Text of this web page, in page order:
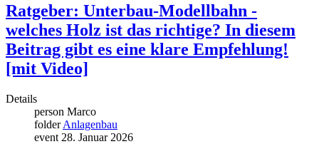
Ratgeber: Unterbau-Modellbahn -
welches Holz ist das richtige? In diesem
Beitrag gibt es eine klare Empfehlung!
[mit Video]
Details
person Marco
folder Anlagenbau
event 28. Januar 2026